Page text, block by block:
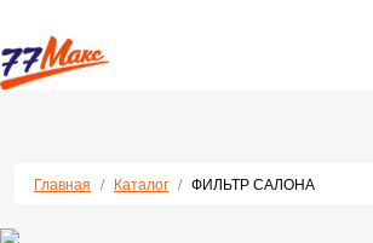
Строка навигации
Главная Каталог ФИЛЬТР САЛОНА